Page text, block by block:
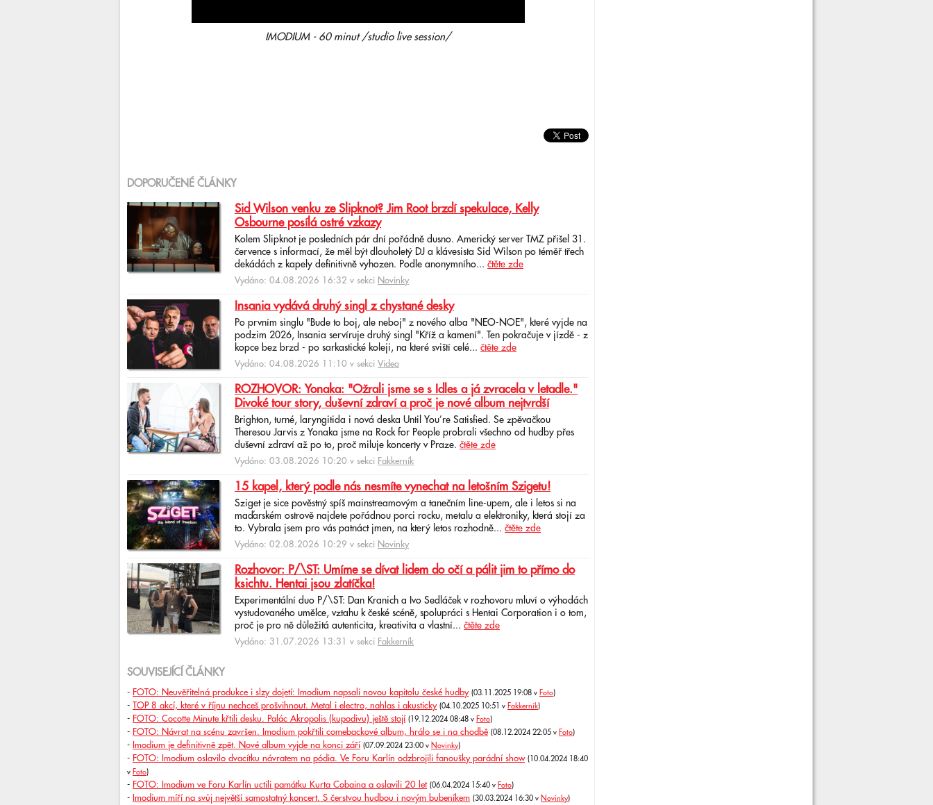
IMODIUM - 60 minut /studio live session/
DOPORUČENÉ ČLÁNKY
Sid Wilson venku ze Slipknot? Jim Root brzdí spekulace, Kelly
Osbourne posílá ostré vzkazy
Kolem Slipknot je posledních pár dní pořádně dusno. Americký server TMZ přišel 31.
července s informací, že měl být dlouholetý DJ a klávesista Sid Wilson po téměř třech
dekádách z kapely definitivně vyhozen. Podle anonymního... čtěte zde
Vydáno: 04.08.2026 16:32 v sekci Novinky
Insania vydává druhý singl z chystané desky
Po prvním singlu "Bude to boj, ale neboj" z nového alba "NEO-NOE", které vyjde na
podzim 2026, Insania servíruje druhý singl "Kříž a kamení". Ten pokračuje v jízdě - z
kopce bez brzd - po sarkastické koleji, na které sviští celé... čtěte zde
Vydáno: 04.08.2026 11:10 v sekci Video
ROZHOVOR: Yonaka: "Ožrali jsme se s Idles a já zvracela v letadle."
Divoké tour story, duševní zdraví a proč je nové album nejtvrdší
Brighton, turné, laryngitida i nová deska Until You’re Satisfied. Se zpěvačkou
Theresou Jarvis z Yonaka jsme na Rock for People probrali všechno od hudby přes
duševní zdraví až po to, proč miluje koncerty v Praze. čtěte zde
Vydáno: 03.08.2026 10:20 v sekci Fakkerník
15 kapel, který podle nás nesmíte vynechat na letošním Szigetu!
Sziget je sice pověstný spíš mainstreamovým a tanečním line-upem, ale i letos si na
maďarském ostrově najdete pořádnou porci rocku, metalu a elektroniky, která stojí za
to. Vybrala jsem pro vás patnáct jmen, na který letos rozhodně... čtěte zde
Vydáno: 02.08.2026 10:29 v sekci Novinky
Rozhovor: P/\ST: Umíme se dívat lidem do očí a pálit jim to přímo do
ksichtu. Hentai jsou zlatíčka!
Experimentální duo P/\ST: Dan Kranich a Ivo Sedláček v rozhovoru mluví o výhodách
vystudovaného umělce, vztahu k české scéně, spolupráci s Hentai Corporation i o tom,
proč je pro ně důležitá autenticita, kreativita a vlastní... čtěte zde
Vydáno: 31.07.2026 13:31 v sekci Fakkerník
SOUVISEJÍCÍ ČLÁNKY
- FOTO: Neuvěřitelná produkce i slzy dojetí: Imodium napsali novou kapitolu české hudby (03.11.2025 19:08 v Foto)
- TOP 8 akcí, které v říjnu nechceš prošvihnout. Metal i electro, nahlas i akusticky (04.10.2025 10:51 v Fakkerník)
- FOTO: Cocotte Minute křtili desku. Palác Akropolis (kupodivu) ještě stojí (19.12.2024 08:48 v Foto)
- FOTO: Návrat na scénu završen. Imodium pokřtili comebackové album, hrálo se i na chodbě (08.12.2024 22:05 v Foto)
- Imodium je definitivně zpět. Nové album vyjde na konci září (07.09.2024 23:00 v Novinky)
- FOTO: Imodium oslavilo dvacítku návratem na pódia. Ve Foru Karlín odzbrojili fanoušky parádní show (10.04.2024 18:40
v Foto)
- FOTO: Imodium ve Foru Karlín uctili památku Kurta Cobaina a oslavili 20 let (06.04.2024 15:40 v Foto)
- Imodium míří na svůj největší samostatný koncert. S čerstvou hudbou i novým bubeníkem (30.03.2024 16:30 v Novinky)